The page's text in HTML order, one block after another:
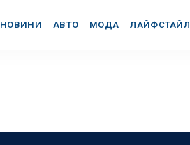
НОВИНИ АВТО МОДА ЛАЙФСТАЙЛ